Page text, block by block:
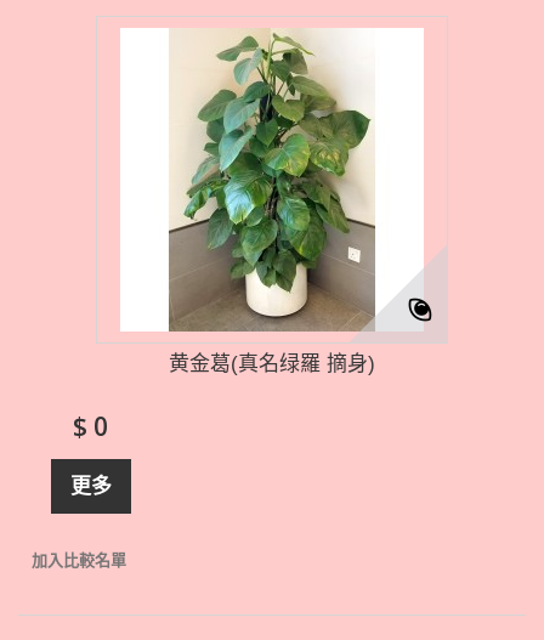
黄金葛(真名绿羅 摘身)
$ 0
更多
加入比較名單